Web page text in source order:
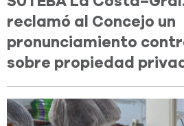
reclamó al Concejo un
pronunciamiento
sobre propiedad